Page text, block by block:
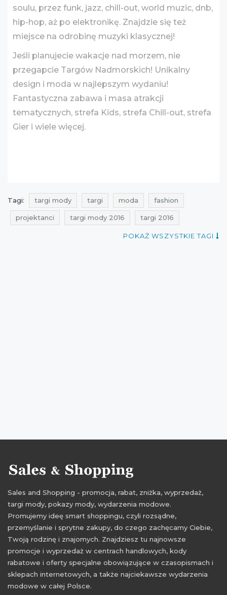
soulu, przez funk, jazz, chill-out, world muzic, dnb,
hip-hop, aż po elektronikę. Znajdzie się też
miejsce na odrobinę muzyki klasycznej!
Jeśli planujecie wakacje nad morzem, nie
przegapcie Targów Nadmorskich! Unikalny
design i moda w najlepszym wydaniu!
Fantastyczna zabawa i masa atrakcji
tematycznych, strefa Kids, strefa Chill-out, strefa
Gier i wiele więcej.
Tagi: targi mody targi moda fashion
projektanci targi mody 2016 targi 2016
POKAŻ WSZYSTKIE TAGI
Sales and Shopping - promocja, rabat, zniżka, wyprzedaż,
targi mody, pokazy mody, wydarzenia modowe.
Promujemy ideę smart shoppingu, czyli rozsądne,
przemyślanie i sprytne zakupy, do czego zachęcamy Ciebie,
Twoją rodzinę i znajomych. Znajdziesz tu najnowsze
promocje i wyprzedaż w centrach handlowych, kody
rabatowe i oferty specjalne obowiązujące w czasopismach i
sklepach internetowych, a także najciekawsze wydarzenia
modowe w całej Polsce.